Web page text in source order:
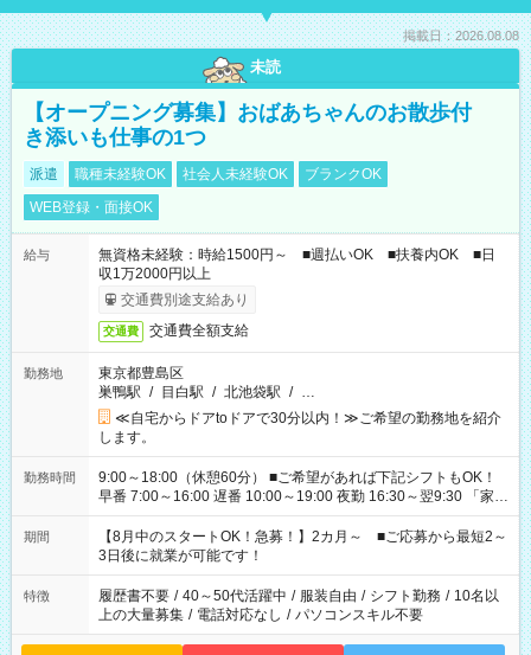
掲載日：2026.08.08
未読
【オープニング募集】おばあちゃんのお散歩付
き添いも仕事の1つ
派遣 職種未経験OK 社会人未経験OK
ブランクOK
WEB登録・面接OK
給与
無資格未経験：時給1500円～ ■週払いOK ■扶養内OK ■日
収1万2000円以上
交通費別途支給あり
交通費 交通費全額支給
勤務地
東京都豊島区
巣鴨駅 / 目白駅 / 北池袋駅 / …
≪自宅からドアtoドアで30分以内！≫ご希望の勤務地を紹介
します。
勤務時間
9:00～18:00（休憩60分） ■ご希望があれば下記シフトもOK！
早番 7:00～16:00 遅番 10:00～19:00 夜勤 16:30～翌9:30 「家族
と休みを合わせたい」 「余裕を持って夕飯の準備がしたい」
「できれば残業はしたくない」 など、ご希望を教えてください
ね。 ※Wワーク希望の方へ 今ご覧のお仕事で希望する勤務時間
と、もう1つのお仕事の勤務時間。 合計で週40時間を超える場
合は応募できません。
期間
【8月中のスタートOK！急募！】2カ月～ ■ご応募から最短2～
3日後に就業が可能です！
特徴 履歴書不要 / 40～50代活躍中 / 服装自由 / シフト勤務 / 10名以
上の大量募集 / 電話対応なし / パソコンスキル不要